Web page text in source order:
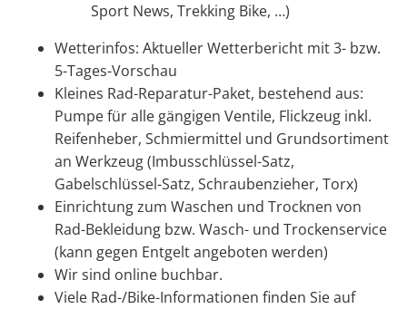
Sport News, Trekking Bike, …)
Wetterinfos: Aktueller Wetterbericht mit 3- bzw.
5-Tages-Vorschau
Kleines Rad-Reparatur-Paket, bestehend aus:
Pumpe für alle gängigen Ventile, Flickzeug inkl.
Reifenheber, Schmiermittel und Grundsortiment
an Werkzeug (Imbusschlüssel-Satz,
Gabelschlüssel-Satz, Schraubenzieher, Torx)
Einrichtung zum Waschen und Trocknen von
Rad-Bekleidung bzw. Wasch- und Trockenservice
(kann gegen Entgelt angeboten werden)
Wir sind online buchbar.
Viele Rad-/Bike-Informationen finden Sie auf